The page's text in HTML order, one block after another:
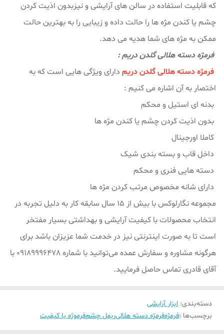
که قابلیت استفاده در سالن های آرایشی و نیزبدون اذیت کردن
چشم یا کندن مژه ها را حالت داده و زیبایی را به بهترین حالت
ممکن به مژه های شما هدیه می دهد.
فرمژه دسته هلالی گلدن دریم :
فرمژه دسته هلالی گلدن دریم دارای ویژگی هایی است که به
اختصار به آن اشاره می کنیم :
بدنه ای استیل و محکم
بدون اذیت کردن چشم یا کندن مژه ها
کاملا اورجینال
داخل قاب و بسته بندی شیک
دسته هایی فنری و محکم
دارای شانه مخصوص مرتب کردن مژه ها
مجموعه نگارلوکس با بیش از ۱۵ سال سابقه کار به دلیل تجربه در
انتخاب محصولات با کیفیت آرایشی و بهداشتی بسیار مفتخر
است تا به صورت اینترنتی نیز در خدمت شما عزیزان باشد برای
هرگونه مشاوره و سفارش عمده می‌توانید با شماره 09189996478 با
آقای قادری تماس حاصل فرمایید.
دسته‌بندی: ابزار آرایشی
برچسب‌ها :فرمژهفرمژه دسته هلالیریمل چشمفرموژه با کیفیت